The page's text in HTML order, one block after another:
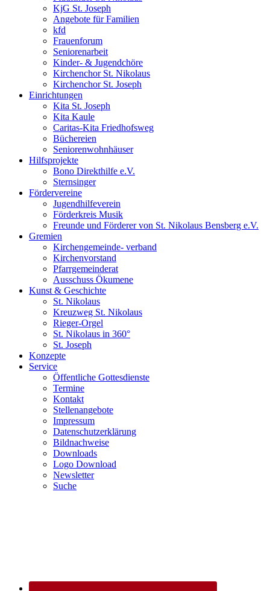
KjG St. Joseph
Angebote für Familien
kfd
Frauenforum
Seniorenarbeit
Kinder- & Jugendchöre
Kirchenchor St. Nikolaus
Kirchenchor St. Joseph
Einrichtungen
Kita St. Joseph
Kita Kaule
Caritas-Kita Friedhofsweg
Büchereien
Seniorenwohnhäuser
Hilfsprojekte
Bono Direkthilfe e.V.
Sternsinger
Fördervereine
Jugendhilfeverein
Förderkreis Musik
Freunde und Förderer von St. Nikolaus Bensberg e.V.
Gremien
Kirchengemeinde- verband
Kirchenvorstand
Pfarrgemeinderat
Ausschuss Ökumene
Kunst & Geschichte
St. Nikolaus
Kreuzweg St. Nikolaus
Rieger-Orgel
St. Nikolaus in 360°
St. Joseph
Konzepte
Service
Öffentliche Gottesdienste
Termine
Kontakt
Stellenangebote
Impressum
Datenschutzerklärung
Bildnachweise
Downloads
Logo Download
Newsletter
Suche